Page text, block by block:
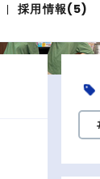
採用情報(5)